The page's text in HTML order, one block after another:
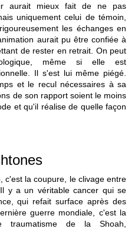
aurait mieux fait de ne pas
uniquement celui de témoin,
les échanges en
aurait pu être confiée à
de rester en retrait. On peut
même si elle est
Il s'est lui même piégé.
et le recul nécessaires à sa
de son rapport soient le moins
et qu'il réalise de quelle façon
c'est la coupure, le clivage entre
Il y a un véritable cancer qui se
qui refait surface après des
guerre mondiale, c'est la
traumatisme de la Shoah,